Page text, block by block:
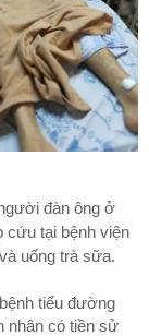
đàn ông ở
cứu tại bệnh viện
uống trà sữa.
tiểu đường
nhân có tiền sử